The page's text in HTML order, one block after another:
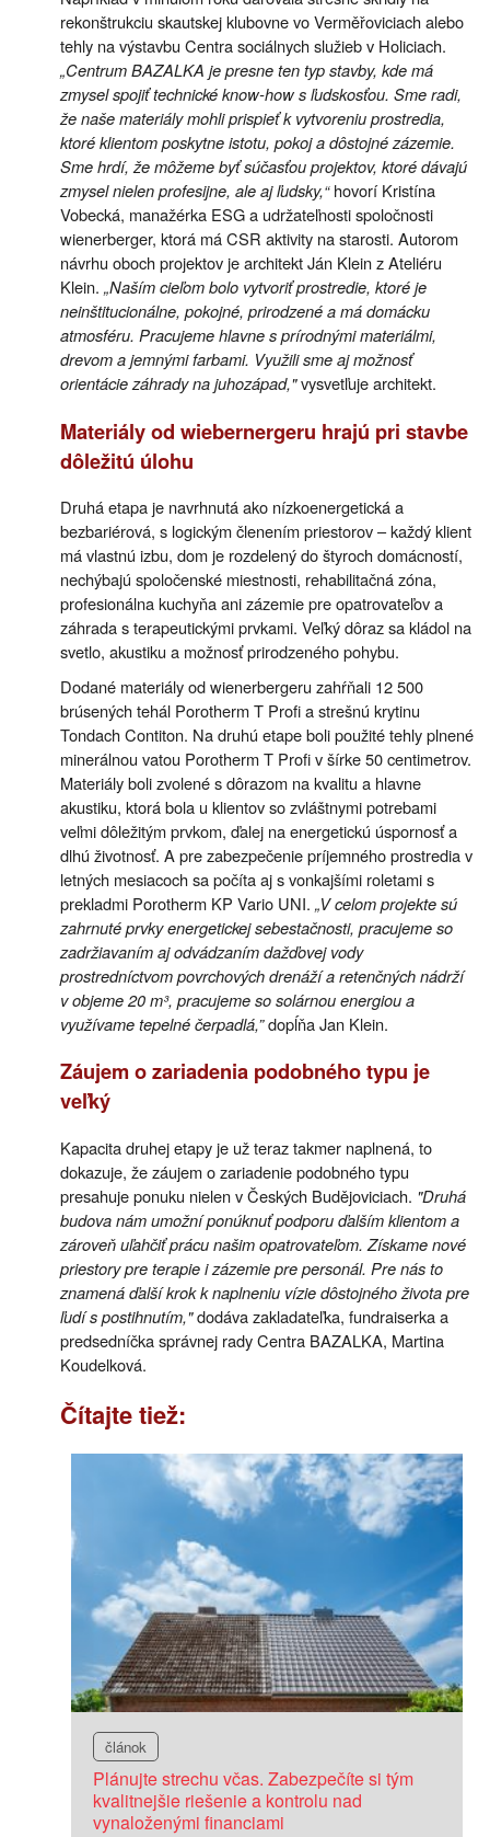
rekonštrukciu skautskej klubovne vo Verměřoviciach alebo
tehly na výstavbu Centra sociálnych služieb v Holiciach.
„Centrum BAZALKA je presne ten typ stavby, kde má
zmysel spojiť technické know-how s ľudskosťou. Sme radi,
že naše materiály mohli prispieť k vytvoreniu prostredia,
ktoré klientom poskytne istotu, pokoj a dôstojné zázemie.
Sme hrdí, že môžeme byť súčasťou projektov, ktoré dávajú
zmysel nielen profesijne, ale aj ľudsky,“hovorí Kristína
Vobecká, manažérka ESG a udržateľnosti spoločnosti
wienerberger, ktorá má CSR aktivity na starosti. Autorom
návrhu oboch projektov je architekt Ján Klein z Ateliéru
Klein. „Naším cieľom bolo vytvoriť prostredie, ktoré je
neinštitucionálne, pokojné, prirodzené a má domácku
atmosféru. Pracujeme hlavne s prírodnými materiálmi,
drevom a jemnými farbami. Využili sme aj možnosť
orientácie záhrady na juhozápad,"vysvetľuje architekt.
Materiály od wiebernergeru hrajú pri stavbe
dôležitú úlohu
Druhá etapa je navrhnutá ako nízkoenergetická a
bezbariérová, s logickým členením priestorov – každý klient
má vlastnú izbu, dom je rozdelený do štyroch domácností,
nechýbajú spoločenské miestnosti, rehabilitačná zóna,
profesionálna kuchyňa ani zázemie pre opatrovateľov a
záhrada s terapeutickými prvkami. Veľký dôraz sa kládol na
svetlo, akustiku a možnosť prirodzeného pohybu.
Dodané materiály od wienerbergeru zahŕňali 12 500
brúsených tehál Porotherm T Profi a strešnú krytinu
Tondach Contiton. Na druhú etape boli použité tehly plnené
minerálnou vatou Porotherm T Profi v šírke 50 centimetrov.
Materiály boli zvolené s dôrazom na kvalitu a hlavne
akustiku, ktorá bola u klientov so zvláštnymi potrebami
veľmi dôležitým prvkom, ďalej na energetickú úspornosť a
dlhú životnosť. A pre zabezpečenie príjemného prostredia v
letných mesiacoch sa počíta aj s vonkajšími roletami s
prekladmi Porotherm KP Vario UNI. „V celom projekte sú
zahrnuté prvky energetickej sebestačnosti, pracujeme so
zadržiavaním aj odvádzaním dažďovej vody
prostredníctvom povrchových drenáží a retenčných nádrží
v objeme 20 m³, pracujeme so solárnou energiou a
využívame tepelné čerpadlá,”dopĺňa Jan Klein.
Záujem o zariadenia podobného typu je
veľký
Kapacita druhej etapy je už teraz takmer naplnená, to
dokazuje, že záujem o zariadenie podobného typu
presahuje ponuku nielen v Českých Budějoviciach. "Druhá
budova nám umožní ponúknuť podporu ďalším klientom a
zároveň uľahčiť prácu našim opatrovateľom. Získame nové
priestory pre terapie i zázemie pre personál. Pre nás to
znamená ďalší krok k naplneniu vízie dôstojného života pre
ľudí s postihnutím,"dodáva zakladateľka, fundraiserka a
predsedníčka správnej rady Centra BAZALKA, Martina
Koudelková.
Čítajte tiež:
článok
Plánujte strechu včas. Zabezpečíte si tým
kvalitnejšie riešenie a kontrolu nad
vynaloženými financiami